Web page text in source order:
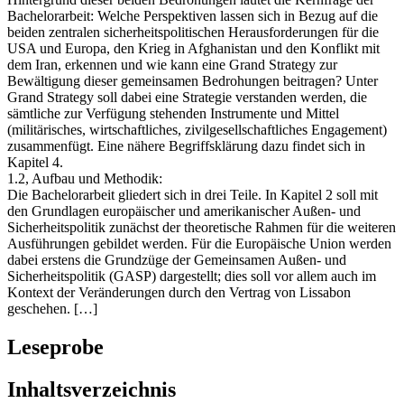
Bachelorarbeit: Welche Perspektiven lassen sich in Bezug auf die
beiden zentralen sicherheitspolitischen Herausforderungen für die
USA und Europa, den Krieg in Afghanistan und den Konflikt mit
dem Iran, erkennen und wie kann eine Grand Strategy zur
Bewältigung dieser gemeinsamen Bedrohungen beitragen? Unter
Grand Strategy soll dabei eine Strategie verstanden werden, die
sämtliche zur Verfügung stehenden Instrumente und Mittel
(militärisches, wirtschaftliches, zivilgesellschaftliches Engagement)
zusammenfügt. Eine nähere Begriffsklärung dazu findet sich in
Kapitel 4.
1.2, Aufbau und Methodik:
Die Bachelorarbeit gliedert sich in drei Teile. In Kapitel 2 soll mit
den Grundlagen europäischer und amerikanischer Außen- und
Sicherheitspolitik zunächst der theoretische Rahmen für die weiteren
Ausführungen gebildet werden. Für die Europäische Union werden
dabei erstens die Grundzüge der Gemeinsamen Außen- und
Sicherheitspolitik (GASP) dargestellt; dies soll vor allem auch im
Kontext der Veränderungen durch den Vertrag von Lissabon
geschehen. […]
Leseprobe
Inhaltsverzeichnis